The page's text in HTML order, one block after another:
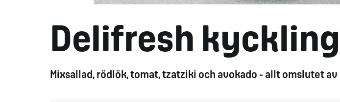
Delifresh
Mixsallad, rödlök, tomat, tzatziki och avokado - allt omslutet